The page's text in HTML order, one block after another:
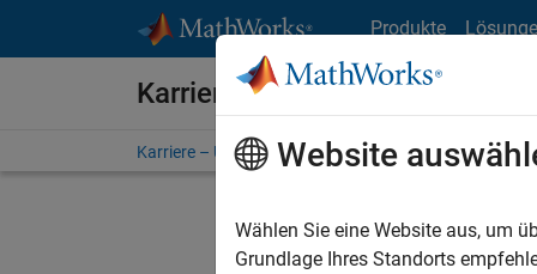
Produkte
Karriere bei MathWorks
Karriere – Übersicht Stellensuche
Website
Wählen Sie eine Website aus, um
Grundlage Ihres Standorts